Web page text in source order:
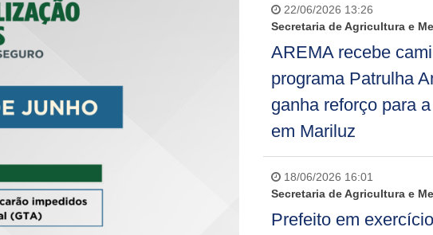
22/06/2026 13:26
Secretaria de Agricultura e
AREMA recebe
programa Patrulha
ganha reforço para
em Mariluz
18/06/2026 16:01
Secretaria de Agricultura e
Prefeito em